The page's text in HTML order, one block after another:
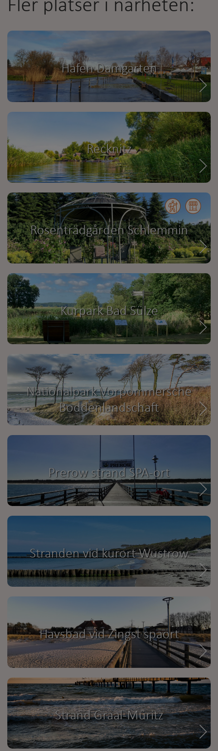
Fler platser i närheten:
Hafen Damgarten
Recknitz
Rosenträdgården Schlemmin
Kurpark Bad Sülze
Nationalpark Vorpommersche
Boddenlandschaft
Prerow strand SPA-ort
Stranden vid kurort Wustrow
Havsbad vid Zingst spaort
Strand Graal-Müritz